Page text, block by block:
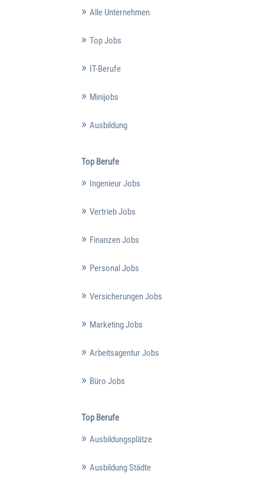
Alle Unternehmen
Top Jobs
IT-Berufe
Minijobs
Ausbildung
Top Berufe
Ingenieur Jobs
Vertrieb Jobs
Finanzen Jobs
Personal Jobs
Versicherungen Jobs
Marketing Jobs
Arbeitsagentur Jobs
Büro Jobs
Top Berufe
Ausbildungsplätze
Ausbildung Städte